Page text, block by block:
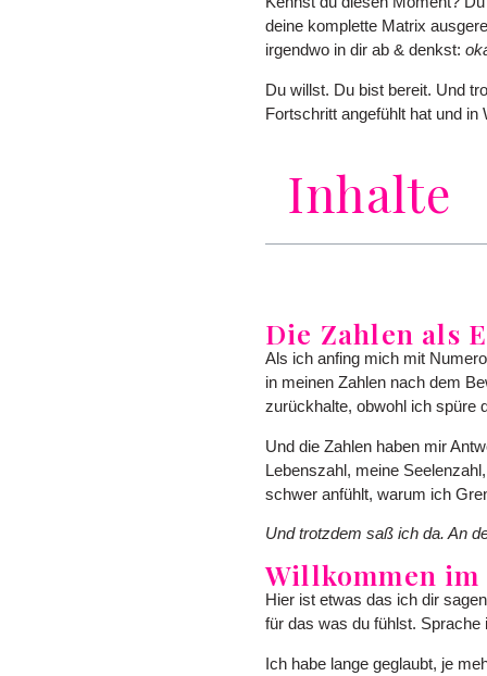
deine komplette Matrix
irgendwo in dir ab & denkst:
Du willst. Du bist bereit. Und
Fortschritt angefühlt hat und
Inhalte
Die Zahlen als
Als ich anfing mich mit
in meinen Zahlen nach dem
zurückhalte, obwohl ich spüre
Und die Zahlen haben mir
Lebenszahl, meine
schwer anfühlt, warum ich
Und trotzdem saß ich da. An
Willkommen
Hier ist etwas das ich dir
für das was du fühlst. Sprache
Ich habe lange geglaubt, je